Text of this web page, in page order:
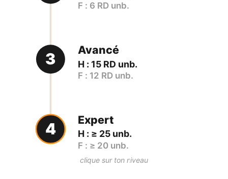
F : 6 RD unb.
3
Avancé
H : 15 RD unb.
F : 12 RD unb.
4
Expert
H : ≥ 25 unb.
F : ≥ 20 unb.
clique sur ton niveau